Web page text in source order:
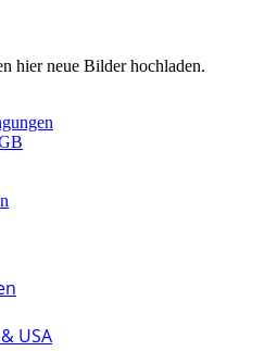
hier neue Bilder hochladen.
USA